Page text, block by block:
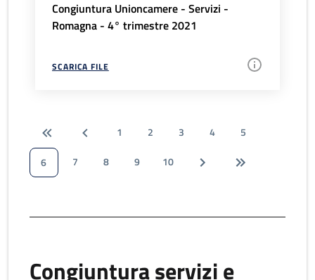
Congiuntura Unioncamere - Servizi -
Romagna - 4° trimestre 2021
SCARICA FILE
1 2 3 4
5
6
7 8 9 10
Congiuntura servizi e